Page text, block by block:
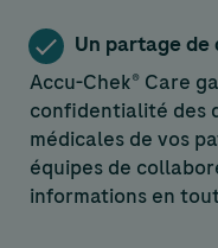
Un partage
Accu-Chek® Care
confidentialité des
médicales de vos
équipes de
informations en